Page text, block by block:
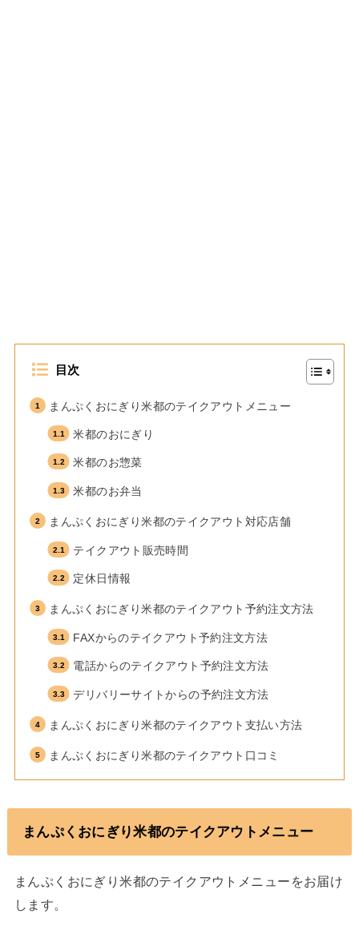
目次
まんぷくおにぎり米都のテイクアウトメニュー
米都のおにぎり
米都のお惣菜
米都のお弁当
まんぷくおにぎり米都のテイクアウト対応店舗
テイクアウト販売時間
定休日情報
まんぷくおにぎり米都のテイクアウト予約注文方法
FAXからのテイクアウト予約注文方法
電話からのテイクアウト予約注文方法
デリバリーサイトからの予約注文方法
まんぷくおにぎり米都のテイクアウト支払い方法
まんぷくおにぎり米都のテイクアウト口コミ
まんぷくおにぎり米都のテイクアウトメニュー
まんぷくおにぎり米都のテイクアウトメニューをお届け
します。